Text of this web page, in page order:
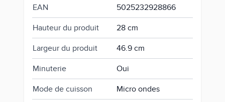
EAN 5025232928866
Hauteur du produit 28 cm
Largeur du produit 46.9 cm
Minuterie Oui
Mode de cuisson Micro ondes